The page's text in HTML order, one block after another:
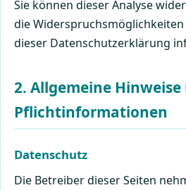
Sie können dieser Analyse
die
dieser Datenschutzerklärung
2. Allgemeine Hinweise
Pflichtinformationen
Datenschutz
Die Betreiber dieser Seiten